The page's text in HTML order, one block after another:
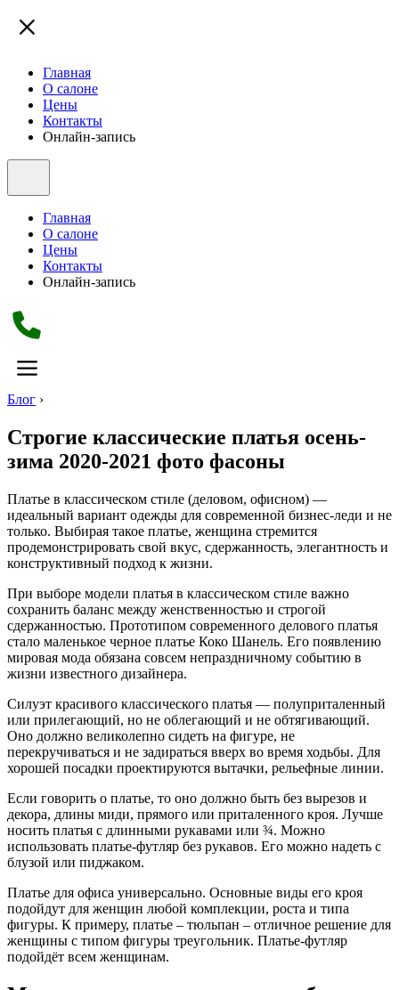
Главная
О салоне
Цены
Контакты
Онлайн-запись
Главная
О салоне
Цены
Контакты
Онлайн-запись
Блог ›
Строгие классические платья осень-
зима 2020-2021 фото фасоны
Платье в классическом стиле (деловом, офисном) —
идеальный вариант одежды для современной бизнес-леди и не
только. Выбирая такое платье, женщина стремится
продемонстрировать свой вкус, сдержанность, элегантность и
конструктивный подход к жизни.
При выборе модели платья в классическом стиле важно
сохранить баланс между женственностью и строгой
сдержанностью. Прототипом современного делового платья
стало маленькое черное платье Коко Шанель. Его появлению
мировая мода обязана совсем непраздничному событию в
жизни известного дизайнера.
Силуэт красивого классического платья — полуприталенный
или прилегающий, но не облегающий и не обтягивающий.
Оно должно великолепно сидеть на фигуре, не
перекручиваться и не задираться вверх во время ходьбы. Для
хорошей посадки проектируются вытачки, рельефные линии.
Если говорить о платье, то оно должно быть без вырезов и
декора, длины миди, прямого или приталенного кроя. Лучше
носить платья с длинными рукавами или ¾. Можно
использовать платье-футляр без рукавов. Его можно надеть с
блузой или пиджаком.
Платье для офиса универсально. Основные виды его кроя
подойдут для женщин любой комплекции, роста и типа
фигуры. К примеру, платье – тюльпан – отличное решение для
женщины с типом фигуры треугольник. Платье-футляр
подойдёт всем женщинам.